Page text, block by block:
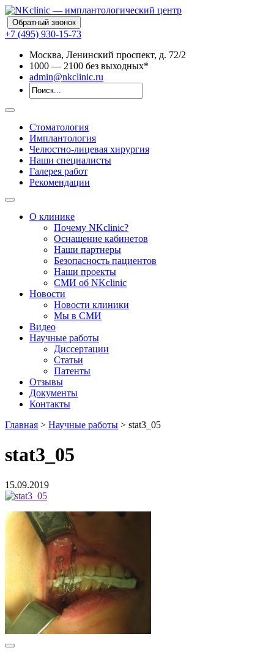
Обратный звонок
+7 (495) 930-15-73
Москва, Ленинский проспект, д. 72/2
1000 — 2100 без выходных*
admin@nkclinic.ru
Стоматология
Имплантология
Челюстно-лицевая хирургия
Наши специалисты
Галерея работ
Рекомендации
О клинике
Почему NKclinic?
Оснащение кабинетов
Наши партнеры
Безопасность пациентов
Наши проекты
СМИ об NKclinic
Новости
Новости клиники
Мы в СМИ
Видео
Научные работы
Диссертации
Статьи
Патенты
Отзывы
Документы
Контакты
Главная > Научные работы > stat3_05
stat3_05
15.09.2019